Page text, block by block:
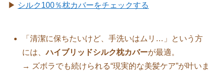
▶ シルク100％枕カバーをチェックする
「清潔に保ちたいけど、手洗いはムリ…」という方
には、ハイブリッドシルク枕カバーが最適。
→ ズボラでも続けられる“現実的な美髪ケア”が叶いま